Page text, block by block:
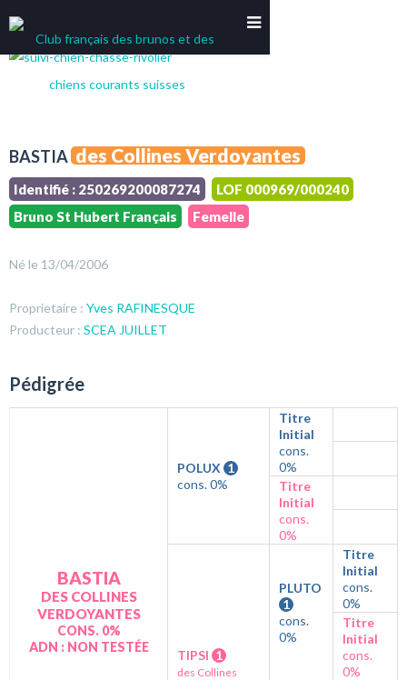
BASTIA des Collines Verdoyantes
Identifié : 250269200087274
LOF 000969/000240
Bruno St Hubert Français
Femelle
Né le 13/04/2006
Proprietaire : Yves RAFINESQUE
Producteur : SCEA JUILLET
Pédigrée
BASTIA
DES COLLINES
VERDOYANTES
CONS. 0%
ADN : NON TESTÉE
POLUX 1
cons. 0%
Titre
Initial
cons.
0%
Titre
Initial
cons.
0%
TIPSI 1
des Collines
PLUTO
1
cons.
0%
Titre
Initial
cons.
0%
Titre
Initial
cons.
0%